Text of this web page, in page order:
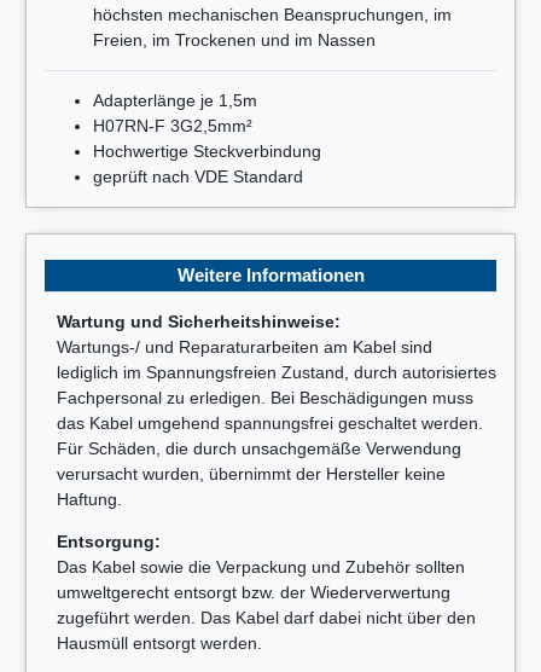
höchsten mechanischen Beanspruchungen, im
Freien, im Trockenen und im Nassen
Adapterlänge je 1,5m
H07RN-F 3G2,5mm²
Hochwertige Steckverbindung
geprüft nach VDE Standard
Weitere Informationen
Wartung und Sicherheitshinweise:
Wartungs-/ und Reparaturarbeiten am Kabel sind
lediglich im Spannungsfreien Zustand, durch autorisiertes
Fachpersonal zu erledigen. Bei Beschädigungen muss
das Kabel umgehend spannungsfrei geschaltet werden.
Für Schäden, die durch unsachgemäße Verwendung
verursacht wurden, übernimmt der Hersteller keine
Haftung.
Entsorgung:
Das Kabel sowie die Verpackung und Zubehör sollten
umweltgerecht entsorgt bzw. der Wiederverwertung
zugeführt werden. Das Kabel darf dabei nicht über den
Hausmüll entsorgt werden.